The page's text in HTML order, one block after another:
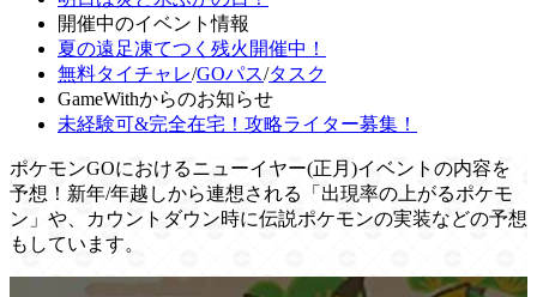
開催中のイベント情報
夏の遠足凍てつく残火開催中！
無料タイチャレ/GOパス/タスク
GameWithからのお知らせ
未経験可&完全在宅！攻略ライター募集！
ポケモンGOにおけるニューイヤー(正月)イベントの内容を
予想！新年/年越しから連想される「出現率の上がるポケモ
ン」や、カウントダウン時に伝説ポケモンの実装などの予想
もしています。